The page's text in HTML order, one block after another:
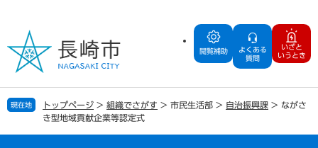
の
で
す
ー
ば
し
閲覧補助
よくある
質問
いざと
いうとき
現在地 トップページ > 組織でさがす > 市民生活部 > 自治振興課 > ながさ
き型地域貢献企業等認定式